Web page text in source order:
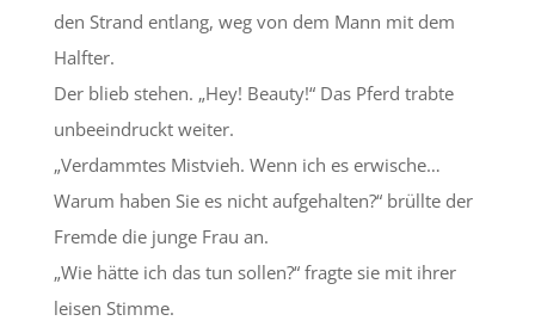
den Strand entlang, weg von dem Mann mit dem
Halfter.
Der blieb stehen. „Hey! Beauty!“ Das Pferd trabte
unbeeindruckt weiter.
„Verdammtes Mistvieh. Wenn ich es erwische…
Warum haben Sie es nicht aufgehalten?“ brüllte der
Fremde die junge Frau an.
„Wie hätte ich das tun sollen?“ fragte sie mit ihrer
leisen Stimme.